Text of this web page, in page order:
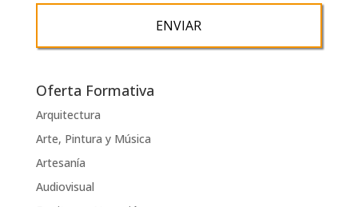
dirigiéndose a la dirección admin@grupoesneca.com.
Desea recibir información comercial (vía telefónica y/o email):
l
e
r
n
Oferta Formativa
Arquitectura
Arte, Pintura y Música
Artesanía
Audiovisual